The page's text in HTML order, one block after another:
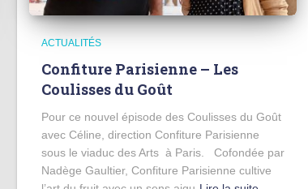
ACTUALITÉS
Confiture Parisienne – Les
Coulisses du Goût
Pour ce nouvel épisode des Coulisses du Goût
avec Céline, direction Confiture Parisienne
sous le viaduc des Arts à Paris. Cofondée par
Nadège Gaultier, Confiture Parisienne cultive